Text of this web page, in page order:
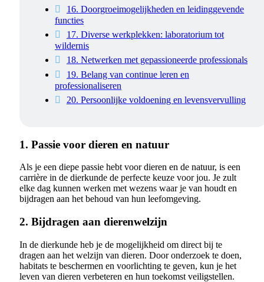
16. Doorgroeimogelijkheden en leidinggevende
functies
17. Diverse werkplekken: laboratorium tot
wildernis
18. Netwerken met gepassioneerde professionals
19. Belang van continue leren en
professionaliseren
20. Persoonlijke voldoening en levensvervulling
1. Passie voor dieren en natuur
Als je een diepe passie hebt voor dieren en de natuur, is een
carrière in de dierkunde de perfecte keuze voor jou. Je zult
elke dag kunnen werken met wezens waar je van houdt en
bijdragen aan het behoud van hun leefomgeving.
2. Bijdragen aan dierenwelzijn
In de dierkunde heb je de mogelijkheid om direct bij te
dragen aan het welzijn van dieren. Door onderzoek te doen,
habitats te beschermen en voorlichting te geven, kun je het
leven van dieren verbeteren en hun toekomst veiligstellen.